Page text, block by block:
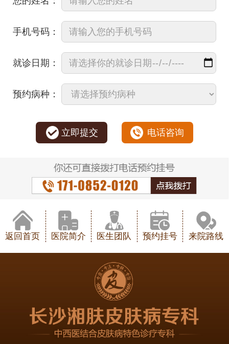
手机号码：
就诊日期：
预约病种：
立即提交 电话咨询
返回首页 医院简介 医生团队 预约挂号 来院路线